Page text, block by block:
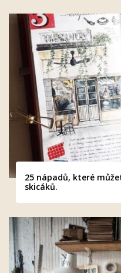
25 nápadů, které
skicáků.